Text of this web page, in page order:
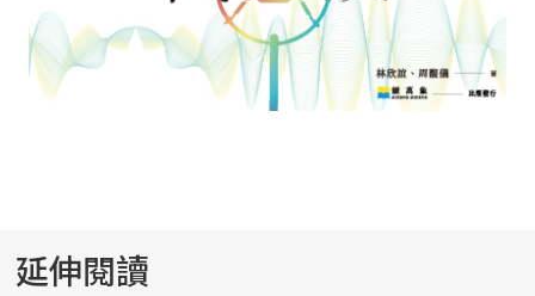
延伸閱讀